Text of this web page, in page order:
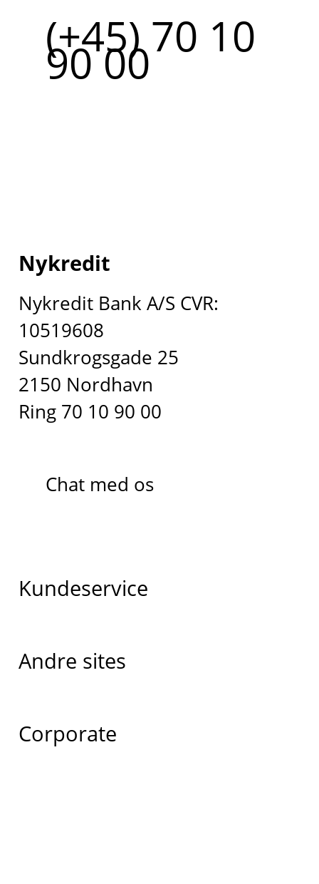
(+45) 70 10
90 00
Nykredit
Nykredit Bank A/S CVR:
10519608
Sundkrogsgade 25
2150 Nordhavn
Ring 70 10 90 00
Chat med os
Kundeservice
Andre sites
Corporate